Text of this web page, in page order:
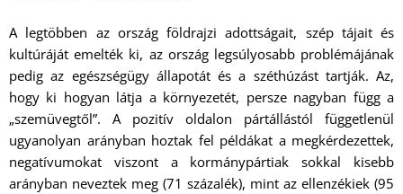
A legtöbben az ország földrajzi adottságait, szép tájait és
kultúráját emelték ki, az ország legsúlyosabb problémájának
pedig az egészségügy állapotát és a széthúzást tartják. Az,
hogy ki hogyan látja a környezetét, persze nagyban függ a
„szemüvegtől”. A pozitív oldalon pártállástól függetlenül
ugyanolyan arányban hoztak fel példákat a megkérdezettek,
negatívumokat viszont a kormánypártiak sokkal kisebb
arányban neveztek meg (71 százalék), mint az ellenzékiek (95